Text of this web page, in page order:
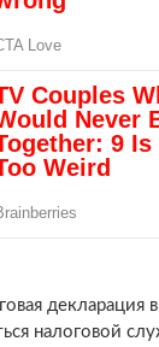
декларация
налоговой